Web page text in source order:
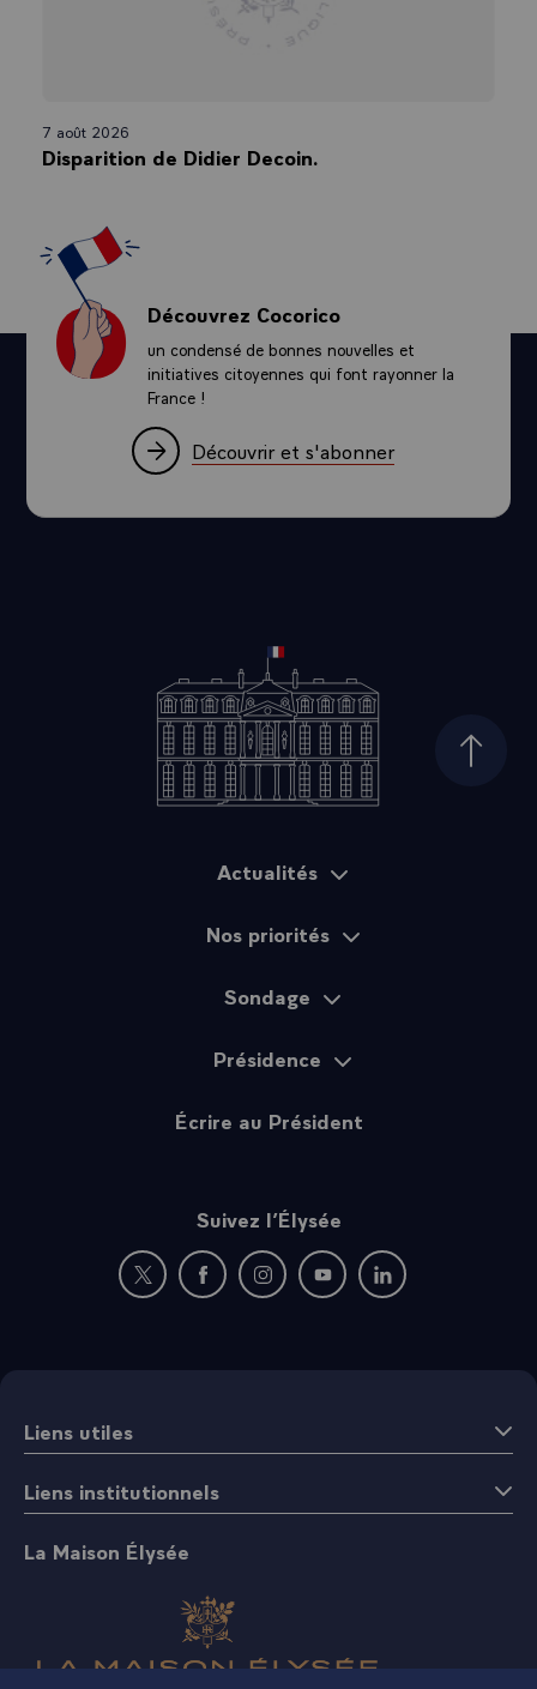
7 août 2026
Disparition de Didier Decoin.
Découvrez Cocorico
un condensé de bonnes nouvelles et
initiatives citoyennes qui font rayonner la
France !
Découvrir et s'abonner
Haut
Actualités
Nos priorités
Sondage
Présidence
Écrire au Président
Suivez l’Élysée
Nouvelle fenêtre : rejoignez-nous sur Twitter
Nouvelle fenêtre : rejoignez-nous sur
Nouvelle fenêtre : rejoignez-nous
Nouvelle fenêtre :
Nouvelle fenêtre :
Liens utiles
Liens institutionnels
La Maison Élysée